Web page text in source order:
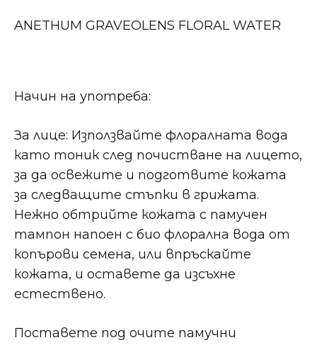
ANETHUM GRAVEOLENS FLORAL WATER
Начин на употреба:
За лице: Използвайте флоралната вода
като тоник след почистване на лицето,
за да освежите и подготвите кожата
за следващите стъпки в грижата.
Нежно обтрийте кожата с памучен
тампон напоен с био флорална вода от
копърови семена, или впръскайте
кожата, и оставете да изсъхне
естествено.
Поставете под очите памучни